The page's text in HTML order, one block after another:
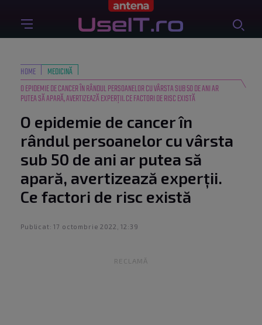
HOME
MEDICINĂ
O EPIDEMIE DE CANCER ÎN RÂNDUL PERSOANELOR CU VÂRSTA SUB 50 DE ANI AR
PUTEA SĂ APARĂ, AVERTIZEAZĂ EXPERȚII. CE FACTORI DE RISC EXISTĂ
O epidemie de cancer în
rândul persoanelor cu vârsta
sub 50 de ani ar putea să
apară, avertizează experții.
Ce factori de risc există
Publicat: 17 octombrie 2022, 12:39
RECLAMĂ